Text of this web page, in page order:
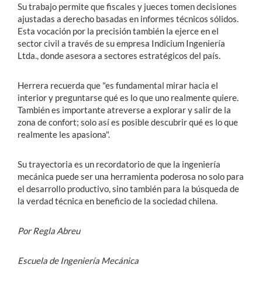
Su trabajo permite que fiscales y jueces tomen decisiones
ajustadas a derecho basadas en informes técnicos sólidos.
Esta vocación por la precisión también la ejerce en el
sector civil a través de su empresa Indicium Ingeniería
Ltda., donde asesora a sectores estratégicos del país.
Herrera recuerda que "es fundamental mirar hacia el
interior y preguntarse qué es lo que uno realmente quiere.
También es importante atreverse a explorar y salir de la
zona de confort; solo así es posible descubrir qué es lo que
realmente les apasiona".
Su trayectoria es un recordatorio de que la ingeniería
mecánica puede ser una herramienta poderosa no solo para
el desarrollo productivo, sino también para la búsqueda de
la verdad técnica en beneficio de la sociedad chilena.
Por Regla Abreu
Escuela de Ingeniería Mecánica